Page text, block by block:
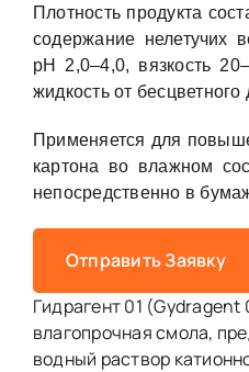
Плотность продукта
содержание нелетучих
рН 2,0–4,0, вязкость
жидкость от бесцветного
Применяется для
картона во влажном
непосредственно в
Отправить Заявку
Гидрагент 01
влагопрочная смола,
водный раствор